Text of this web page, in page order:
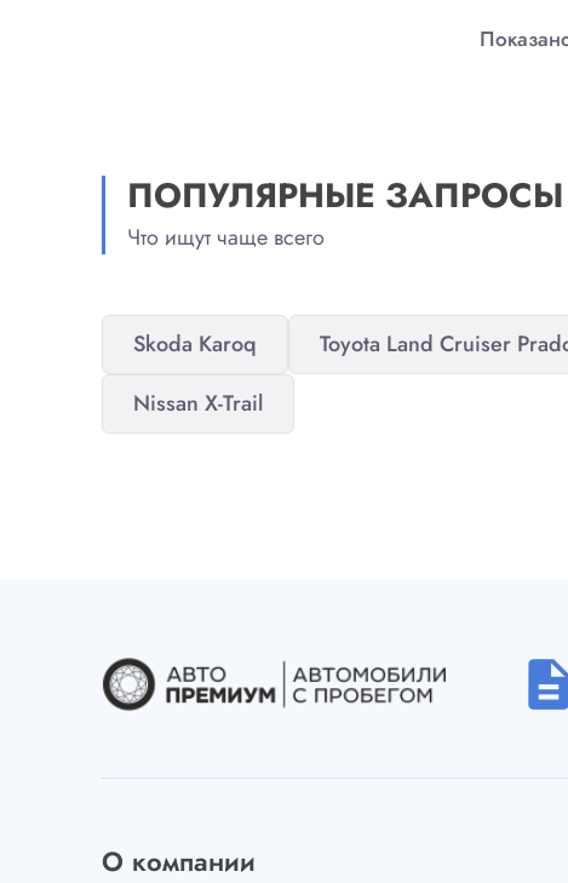
ПОПУЛЯРНЫЕ ЗАПРОСЫ
Что ищут чаще всего
Skoda Karoq Toyota Land Cruiser
Nissan X-Trail
description
О компании